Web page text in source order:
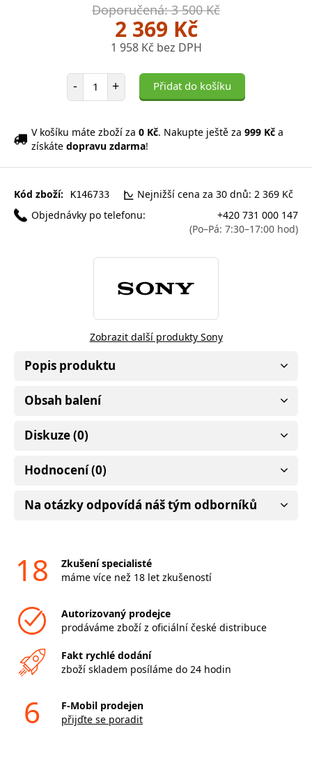
Doporučená: 3 500 Kč
2 369 Kč
1 958 Kč bez DPH
- Počet položek
+ Přidat do košíku
V košíku máte zboží za 0 Kč. Nakupte ještě za 999 Kč a
získáte dopravu zdarma!
Kód zboží: K146733
Nejnižší cena za 30 dnů: 2 369 Kč
Objednávky po telefonu:
+420 731 000 147
(Po–Pá: 7:30–17:00 hod)
Zobrazit další produkty Sony
Popis produktu
Obsah balení
Diskuze (0)
Hodnocení (0)
Na otázky odpovídá náš tým odborníků
18
Zkušení specialisté
máme více než 18 let zkušeností
Autorizovaný prodejce
prodáváme zboží z oficiální české distribuce
Fakt rychlé dodání
zboží skladem posíláme do 24 hodin
6
F-Mobil prodejen
přijďte se poradit